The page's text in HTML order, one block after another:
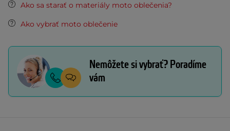
Ako sa starať o materiály moto oblečenia?
Ako vybrať moto oblečenie
Nemôžete si vybrať? Poradíme
vám